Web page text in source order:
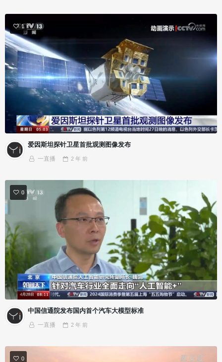
1
爱因斯坦探针卫星首批观测图像发布
一直播 2 年 前
0
中国信通院发布国内首个汽车大模型标准
一直播 2 年 前
0